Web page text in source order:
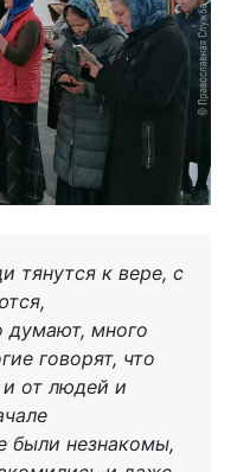
тянутся к вере, с
думают, много
говорят, что
от людей и
были незнакомы,